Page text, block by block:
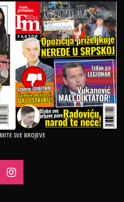
SVE BROJEVE